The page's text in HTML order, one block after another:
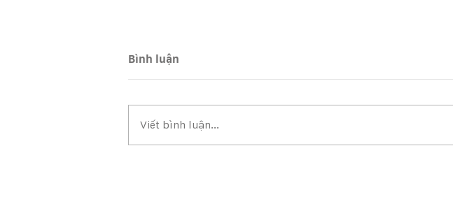
Bình luận
Viết bình luận...